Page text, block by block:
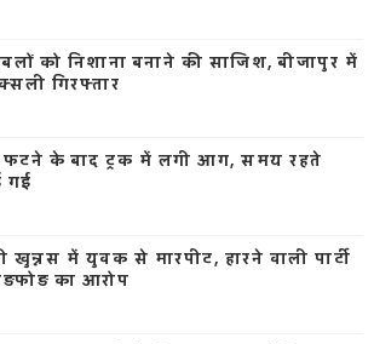
को निशाना बनाने की साजिश, बीजापुर में
गिरफ्तार
फटने के बाद ट्रक में लगी आग, समय रहते
गई
खुन्नस में युवक से मारपीट, हारने वाली पार्टी
का आरोप